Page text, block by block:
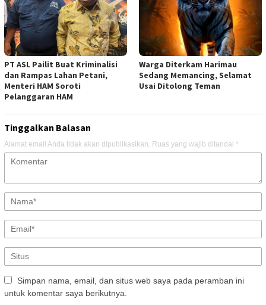
PT ASL Pailit Buat Kriminalisi
dan Rampas Lahan Petani,
Menteri HAM Soroti
Pelanggaran HAM
Warga Diterkam Harimau
Sedang Memancing, Selamat
Usai Ditolong Teman
Tinggalkan Balasan
Alamat email Anda tidak akan dipublikasikan. Ruas yang wajib ditandai *
Simpan nama, email, dan situs web saya pada peramban ini
untuk komentar saya berikutnya.